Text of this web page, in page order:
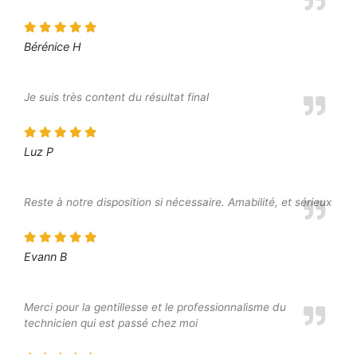
Bérénice H
Je suis très content du résultat final
Luz P
Reste à notre disposition si nécessaire. Amabilité, et sérieux
Evann B
Merci pour la gentillesse et le professionnalisme du
technicien qui est passé chez moi